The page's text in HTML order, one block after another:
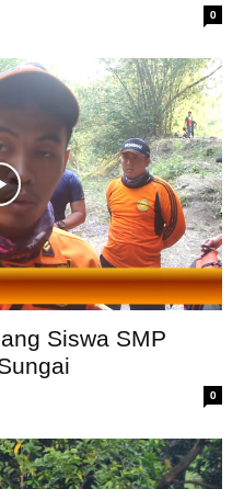
0
Siswa SMP
0